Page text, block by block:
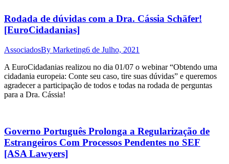
Rodada de dúvidas com a Dra. Cássia Schäfer!
[EuroCidadanias]
AssociadosBy Marketing6 de Julho, 2021
A EuroCidadanias realizou no dia 01/07 o webinar “Obtendo uma
cidadania europeia: Conte seu caso, tire suas dúvidas” e queremos
agradecer a participação de todos e todas na rodada de perguntas
para a Dra. Cássia!
Governo Português Prolonga a Regularização de
Estrangeiros Com Processos Pendentes no SEF
[ASA Lawyers]